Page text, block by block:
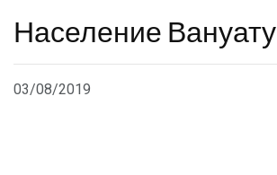
Население Вануату
03/08/2019